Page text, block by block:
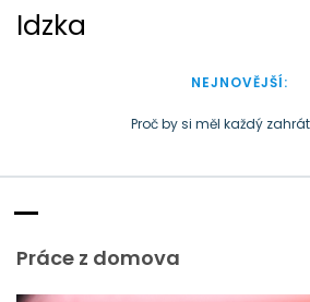
o
Idzka
NEJNOVĚJŠÍ:
Peníze někdy zkomplikují
Práce z domova